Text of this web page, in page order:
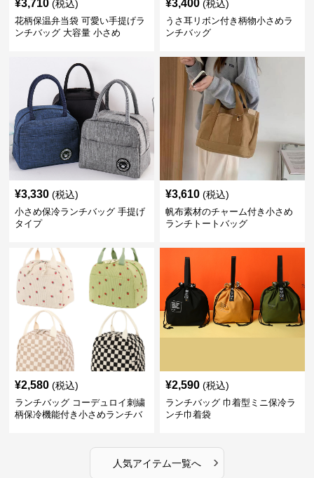
¥3,710 (税込)
花柄保温弁当袋 可愛い手提げラ
ンチバッグ 大容量 小さめ
¥3,400 (税込)
うさ耳リボン付き柄物小さめラ
ンチバッグ
¥3,330 (税込)
小さめ保冷ランチバッグ 手提げ
タイプ
¥3,610 (税込)
帆布素材のチャーム付き小さめ
ランチトートバッグ
¥2,580 (税込)
ランチバッグ コーデュロイ刺繍
柄保冷機能付き小さめランチバ
¥2,590 (税込)
ランチバッグ 巾着型ミニ保冷ラ
ンチ巾着袋
人気アイテム一覧へ ›